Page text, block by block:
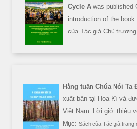
Cycle A was published
introduction of the book
của Tác giả Chủ
Hằng tuần Chúa Nói Ta
xuất bản tại Hoa Kì và
Việt Nam. Lời giới thiệu
Mục: Sách của Tác giả trang